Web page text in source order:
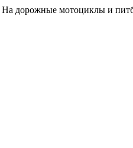
На дорожные мотоциклы и